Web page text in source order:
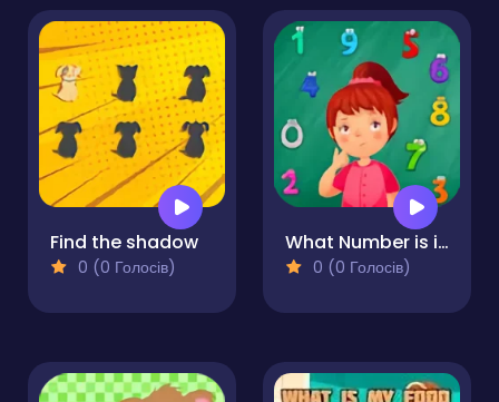
Find the shadow
0 (0 Голосів)
What Number is it?
0 (0 Голосів)